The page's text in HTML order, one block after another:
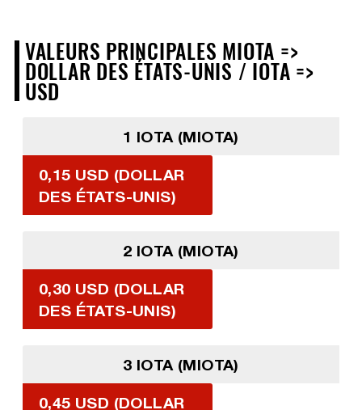
VALEURS PRINCIPALES MIOTA =>
DOLLAR DES ÉTATS-UNIS / IOTA =>
USD
1 IOTA (MIOTA)
0,15 USD (DOLLAR
DES ÉTATS-UNIS)
2 IOTA (MIOTA)
0,30 USD (DOLLAR
DES ÉTATS-UNIS)
3 IOTA (MIOTA)
0,45 USD (DOLLAR